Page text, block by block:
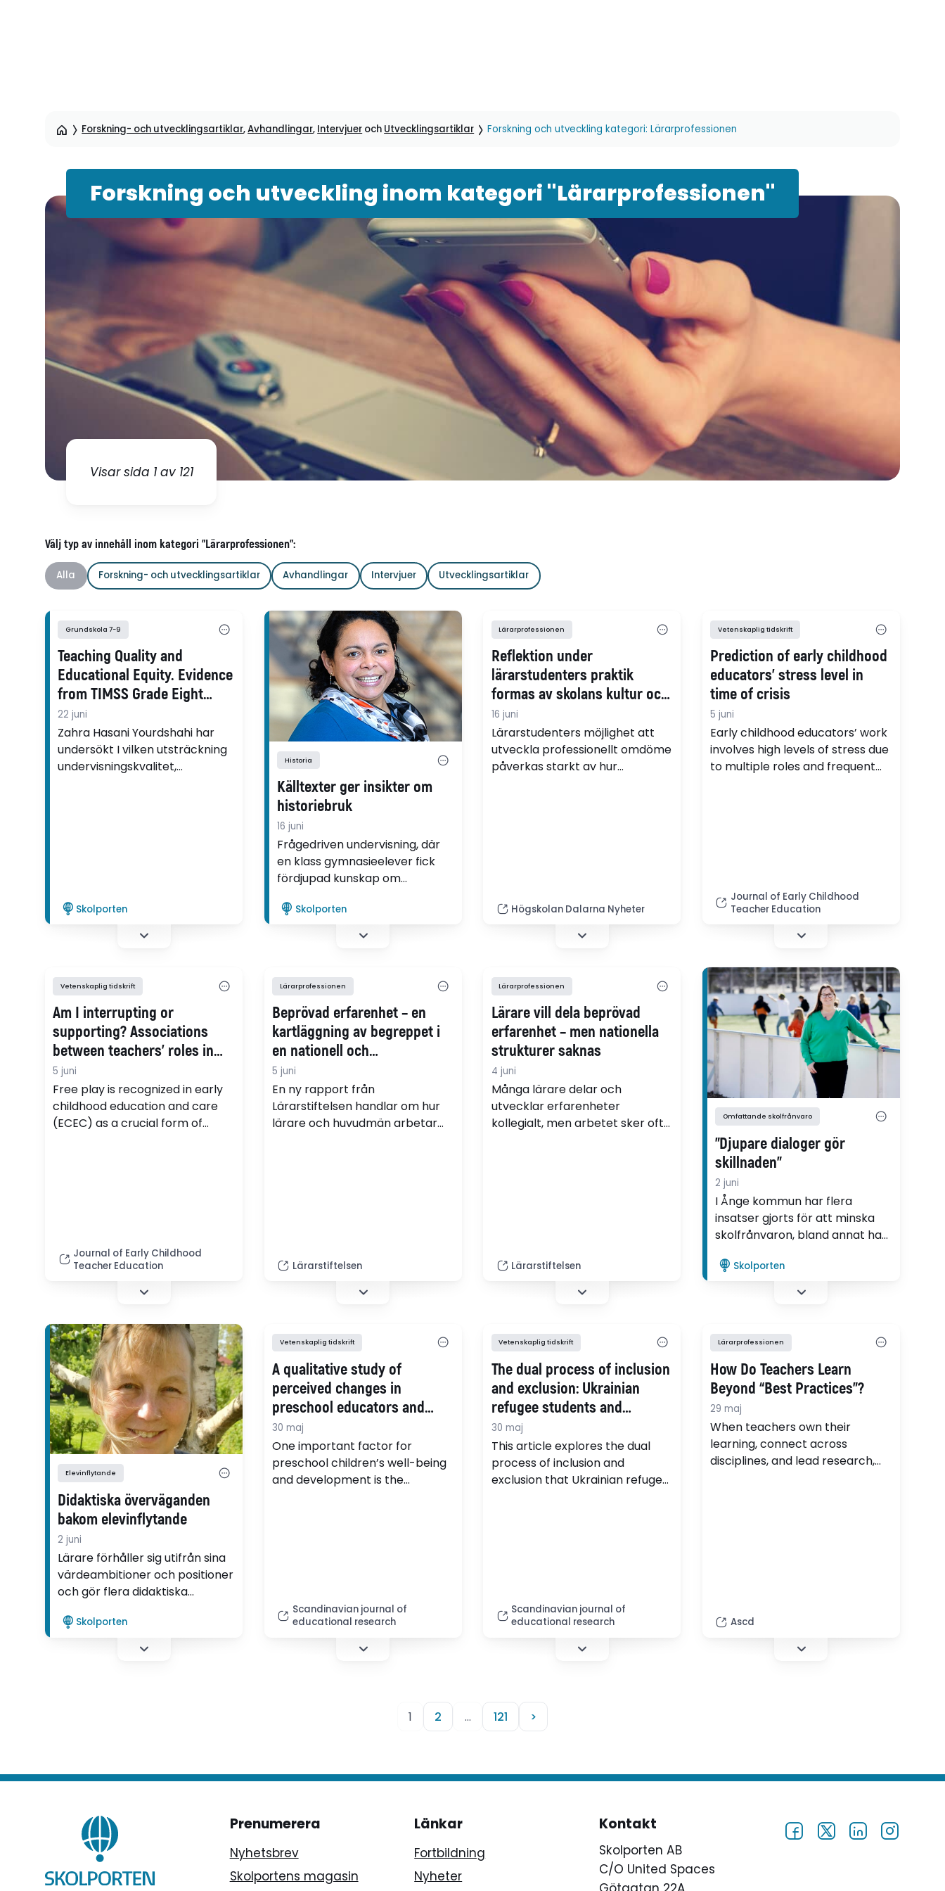
Forskning- och utvecklingsartiklar,Avhandlingar, Intervjuer och Utvecklingsartiklar Forskning och utveckling kategori: Lärarprofessionen
Forskning och utveckling inom kategori "Lärarprofessionen"
Visar sida 1 av 121
Välj typ av innehåll inom kategori "Lärarprofessionen":
Alla Forskning- och utvecklingsartiklar Avhandlingar Intervjuer Utvecklingsartiklar
Grundskola 7-9
Teaching Quality and
Educational Equity. Evidence
from TIMSS Grade Eight
Science Classrooms in
Sweden
22 juni
Zahra Hasani Yourdshahi har
undersökt I vilken utsträckning
undervisningskvalitet,
Skolporten
Historia
Källtexter ger insikter om
historiebruk
16 juni
Frågedriven undervisning, där
en klass gymnasieelever fick
fördjupad kunskap om
elevernas förståelse för
kontroverserna om
avhandling om historiebruk.
Skolporten
Lärarprofessionen
Reflektion under
lärarstudenters praktik
formas av skolans kultur och
handledning
16 juni
Lärarstudenters möjlighet att
utveckla professionellt omdöme
påverkas starkt av hur
Högskolan Dalarna Nyheter
Vetenskaplig tidskrift
Prediction of early childhood
educators’ stress level in
time of crisis
5 juni
Early childhood educators’ work
involves high levels of stress due
to multiple roles and frequent
Journal of Early Childhood
Teacher Education
Vetenskaplig tidskrift
Am I interrupting or
supporting? Associations
between teachers’ roles in
free play and children’s
playfulness
5 juni
Free play is recognized in early
childhood education and care
(ECEC) as a crucial form of
and the playfulness of children
Journal of Early Childhood
Teacher Education
Lärarprofessionen
Beprövad erfarenhet – en
kartläggning av begreppet i
en nationell och
internationell kontext
5 juni
En ny rapport från
Lärarstiftelsen handlar om hur
lärare och huvudmän arbetar
Lärarstiftelsen
Lärarprofessionen
Lärare vill dela beprövad
erfarenhet – men nationella
strukturer saknas
4 juni
Många lärare delar och
utvecklar erfarenheter
kollegialt, men arbetet sker ofta
kontext”.
Lärarstiftelsen
Omfattande skolfrånvaro
”Djupare dialoger gör
skillnaden”
2 juni
I Ånge kommun har flera
insatser gjorts för att minska
skolfrånvaron, bland annat har
kontaktperson på
socialtjänsten som träffar
elevärenden.
Skolporten
Elevinflytande
Didaktiska överväganden
bakom elevinflytande
2 juni
Lärare förhåller sig utifrån sina
värdeambitioner och positioner
och gör flera didaktiska
för elevinflytande i
klassrummet. Det visar Anna
Skolporten
Vetenskaplig tidskrift
A qualitative study of
perceived changes in
preschool educators and
children after participating in
the International Child
Development Programme
(ICDP)
30 maj
One important factor for
preschool children’s well-being
and development is the
Scandinavian journal of
educational research
Vetenskaplig tidskrift
The dual process of inclusion
and exclusion: Ukrainian
refugee students and
organizational learning in a
Swedish school
30 maj
This article explores the dual
process of inclusion and
exclusion that Ukrainian refugee
Scandinavian journal of
educational research
Lärarprofessionen
How Do Teachers Learn
Beyond “Best Practices”?
29 maj
When teachers own their
learning, connect across
disciplines, and lead research,
Ascd
1 2 … 121 >
Prenumerera
Nyhetsbrev
Skolportens magasin
Länkar
Fortbildning
Nyheter
Kontakt
Skolporten AB
C/O United Spaces